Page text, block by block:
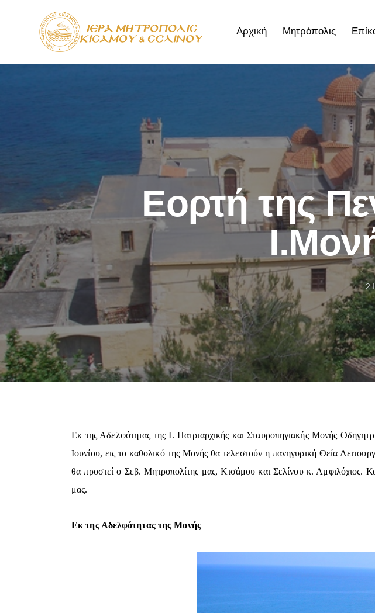
Αρχική Μητρόπολις
Επίκαιρα
Εορτή της
2
Εκ της Αδελφότητας της Ι. Πατριαρχικής και Σταυροπηγιακής Μονής
Ιουνίου, εις το καθολικό της Μονής θα τελεστούν η πανηγυρική Θεία
θα προστεί ο Σεβ. Μητροπολίτης μας, Κισάμου και Σελίνου κ. Αμφιλόχιος.
μας.
Εκ της Αδελφότητας της Μονής